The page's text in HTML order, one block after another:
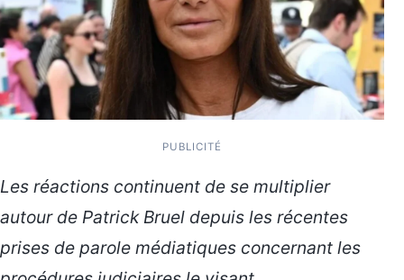
PUBLICITÉ
Les réactions continuent de se multiplier
autour de Patrick Bruel depuis les récentes
prises de parole médiatiques concernant les